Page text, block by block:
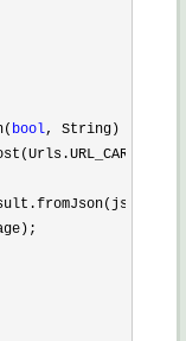
bool, String)